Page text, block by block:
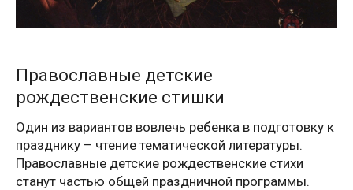
Православные детские
рождественские стишки
Один из вариантов вовлечь ребенка в подготовку к
празднику – чтение тематической литературы.
Православные детские рождественские стихи
станут частью общей праздничной программы.